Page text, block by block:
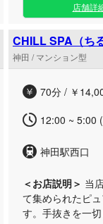
を踏み入れた瞬
です。 当店の自慢は、容姿の美しさだけでなく、おも
てなしの心も徹底
陣。お客様お一人
だけが知る洗練
店舗詳
CHILL SPA（ち
神田 / マンション型
70分 / ￥
12:00 ~ 5:00
神田駅西口
＜お店説明＞ 当
て集められたピ
す。手抜きを一